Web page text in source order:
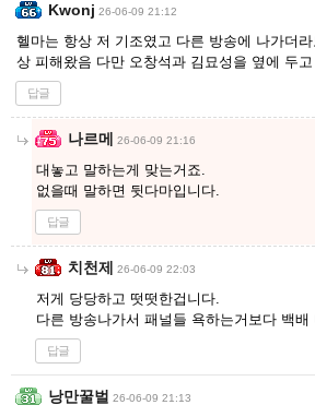
Kwonj 26-06-09 21:12
헬마는 항상 저 기조였고 다른 방송에 나가더
상 피해왔음 다만 오창석과 김묘성을 옆에 두
답글
나르메 26-06-09 21:16
대놓고 말하는게 맞는거죠.
없을때 말하면 뒷다마입니다.
답글
치천제 26-06-09 22:03
저게 당당하고 떳떳한겁니다.
다른 방송나가서 패널들 욕하는거보다 백배
답글
낭만꿀벌 26-06-09 21:13